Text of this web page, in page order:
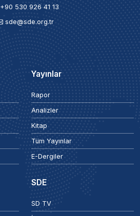
+90 530 926 41 13
sde@sde.org.tr
Yayınlar
Rapor
Analizler
Kitap
Tüm Yayınlar
E-Dergiler
SDE
SD TV